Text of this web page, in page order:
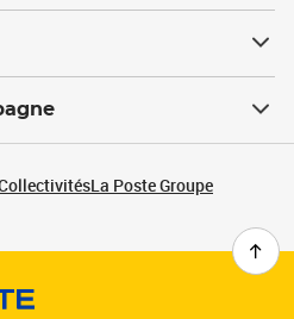
La Poste Groupe